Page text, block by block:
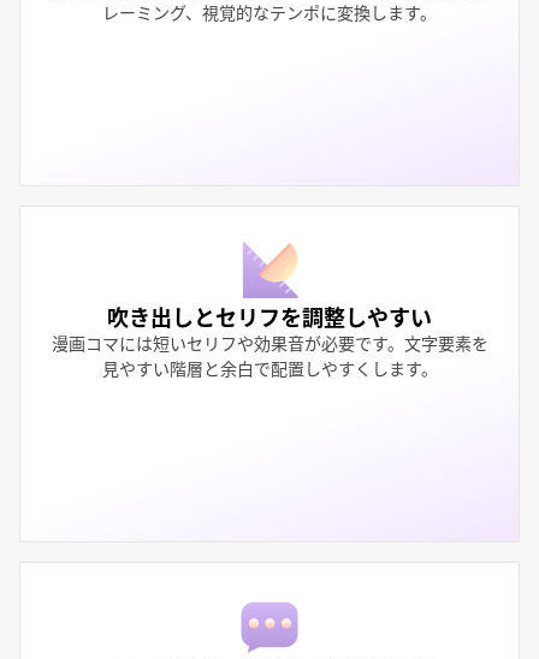
レーミング、視覚的なテンポに変換します。
吹き出しとセリフを調整しやすい
漫画コマには短いセリフや効果音が必要です。文字要素を
見やすい階層と余白で配置しやすくします。